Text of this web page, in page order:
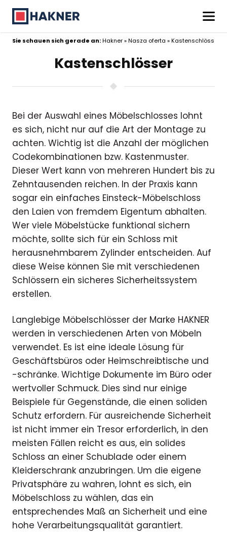
Sie schauen sich gerade an:Hakner»Nasza oferta »Kastenschlösser
Kastenschlösser
Bei der Auswahl eines Möbelschlosses lohnt
es sich, nicht nur auf die Art der Montage zu
achten. Wichtig ist die Anzahl der möglichen
Codekombinationen bzw. Kastenmuster.
Dieser Wert kann von mehreren Hundert bis zu
Zehntausenden reichen. In der Praxis kann
sogar ein einfaches Einsteck-Möbelschloss
den Laien von fremdem Eigentum abhalten.
Wer viele Möbelstücke funktional sichern
möchte, sollte sich für ein Schloss mit
herausnehmbarem Zylinder entscheiden. Auf
diese Weise können Sie mit verschiedenen
Schlössern ein sicheres Sicherheitssystem
erstellen.
Langlebige Möbelschlösser der Marke HAKNER
werden in verschiedenen Arten von Möbeln
verwendet. Es ist eine ideale Lösung für
Geschäftsbüros oder Heimschreibtische und
-schränke. Wichtige Dokumente im Büro oder
wertvoller Schmuck. Dies sind nur einige
Beispiele für Gegenstände, die einen soliden
Schutz erfordern. Für ausreichende Sicherheit
ist nicht immer ein Tresor erforderlich, in den
meisten Fällen reicht es aus, ein solides
Schloss an einer Schublade oder einem
Kleiderschrank anzubringen. Um die eigene
Privatsphäre zu wahren, lohnt es sich, ein
Möbelschloss zu wählen, das ein
entsprechendes Maß an Sicherheit und eine
hohe Verarbeitungsqualität garantiert.